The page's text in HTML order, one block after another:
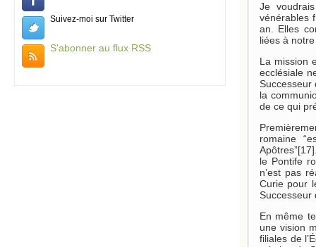
Suivez-moi sur Twitter
S'abonner au flux RSS
Je
vénérables
an. Elles
liées à
La mission
ecclésiale
Successeur
la
de ce qui
romaine
le Pontife
n’est pas
Curie pour
Successeur
En même
une vision
filiales de